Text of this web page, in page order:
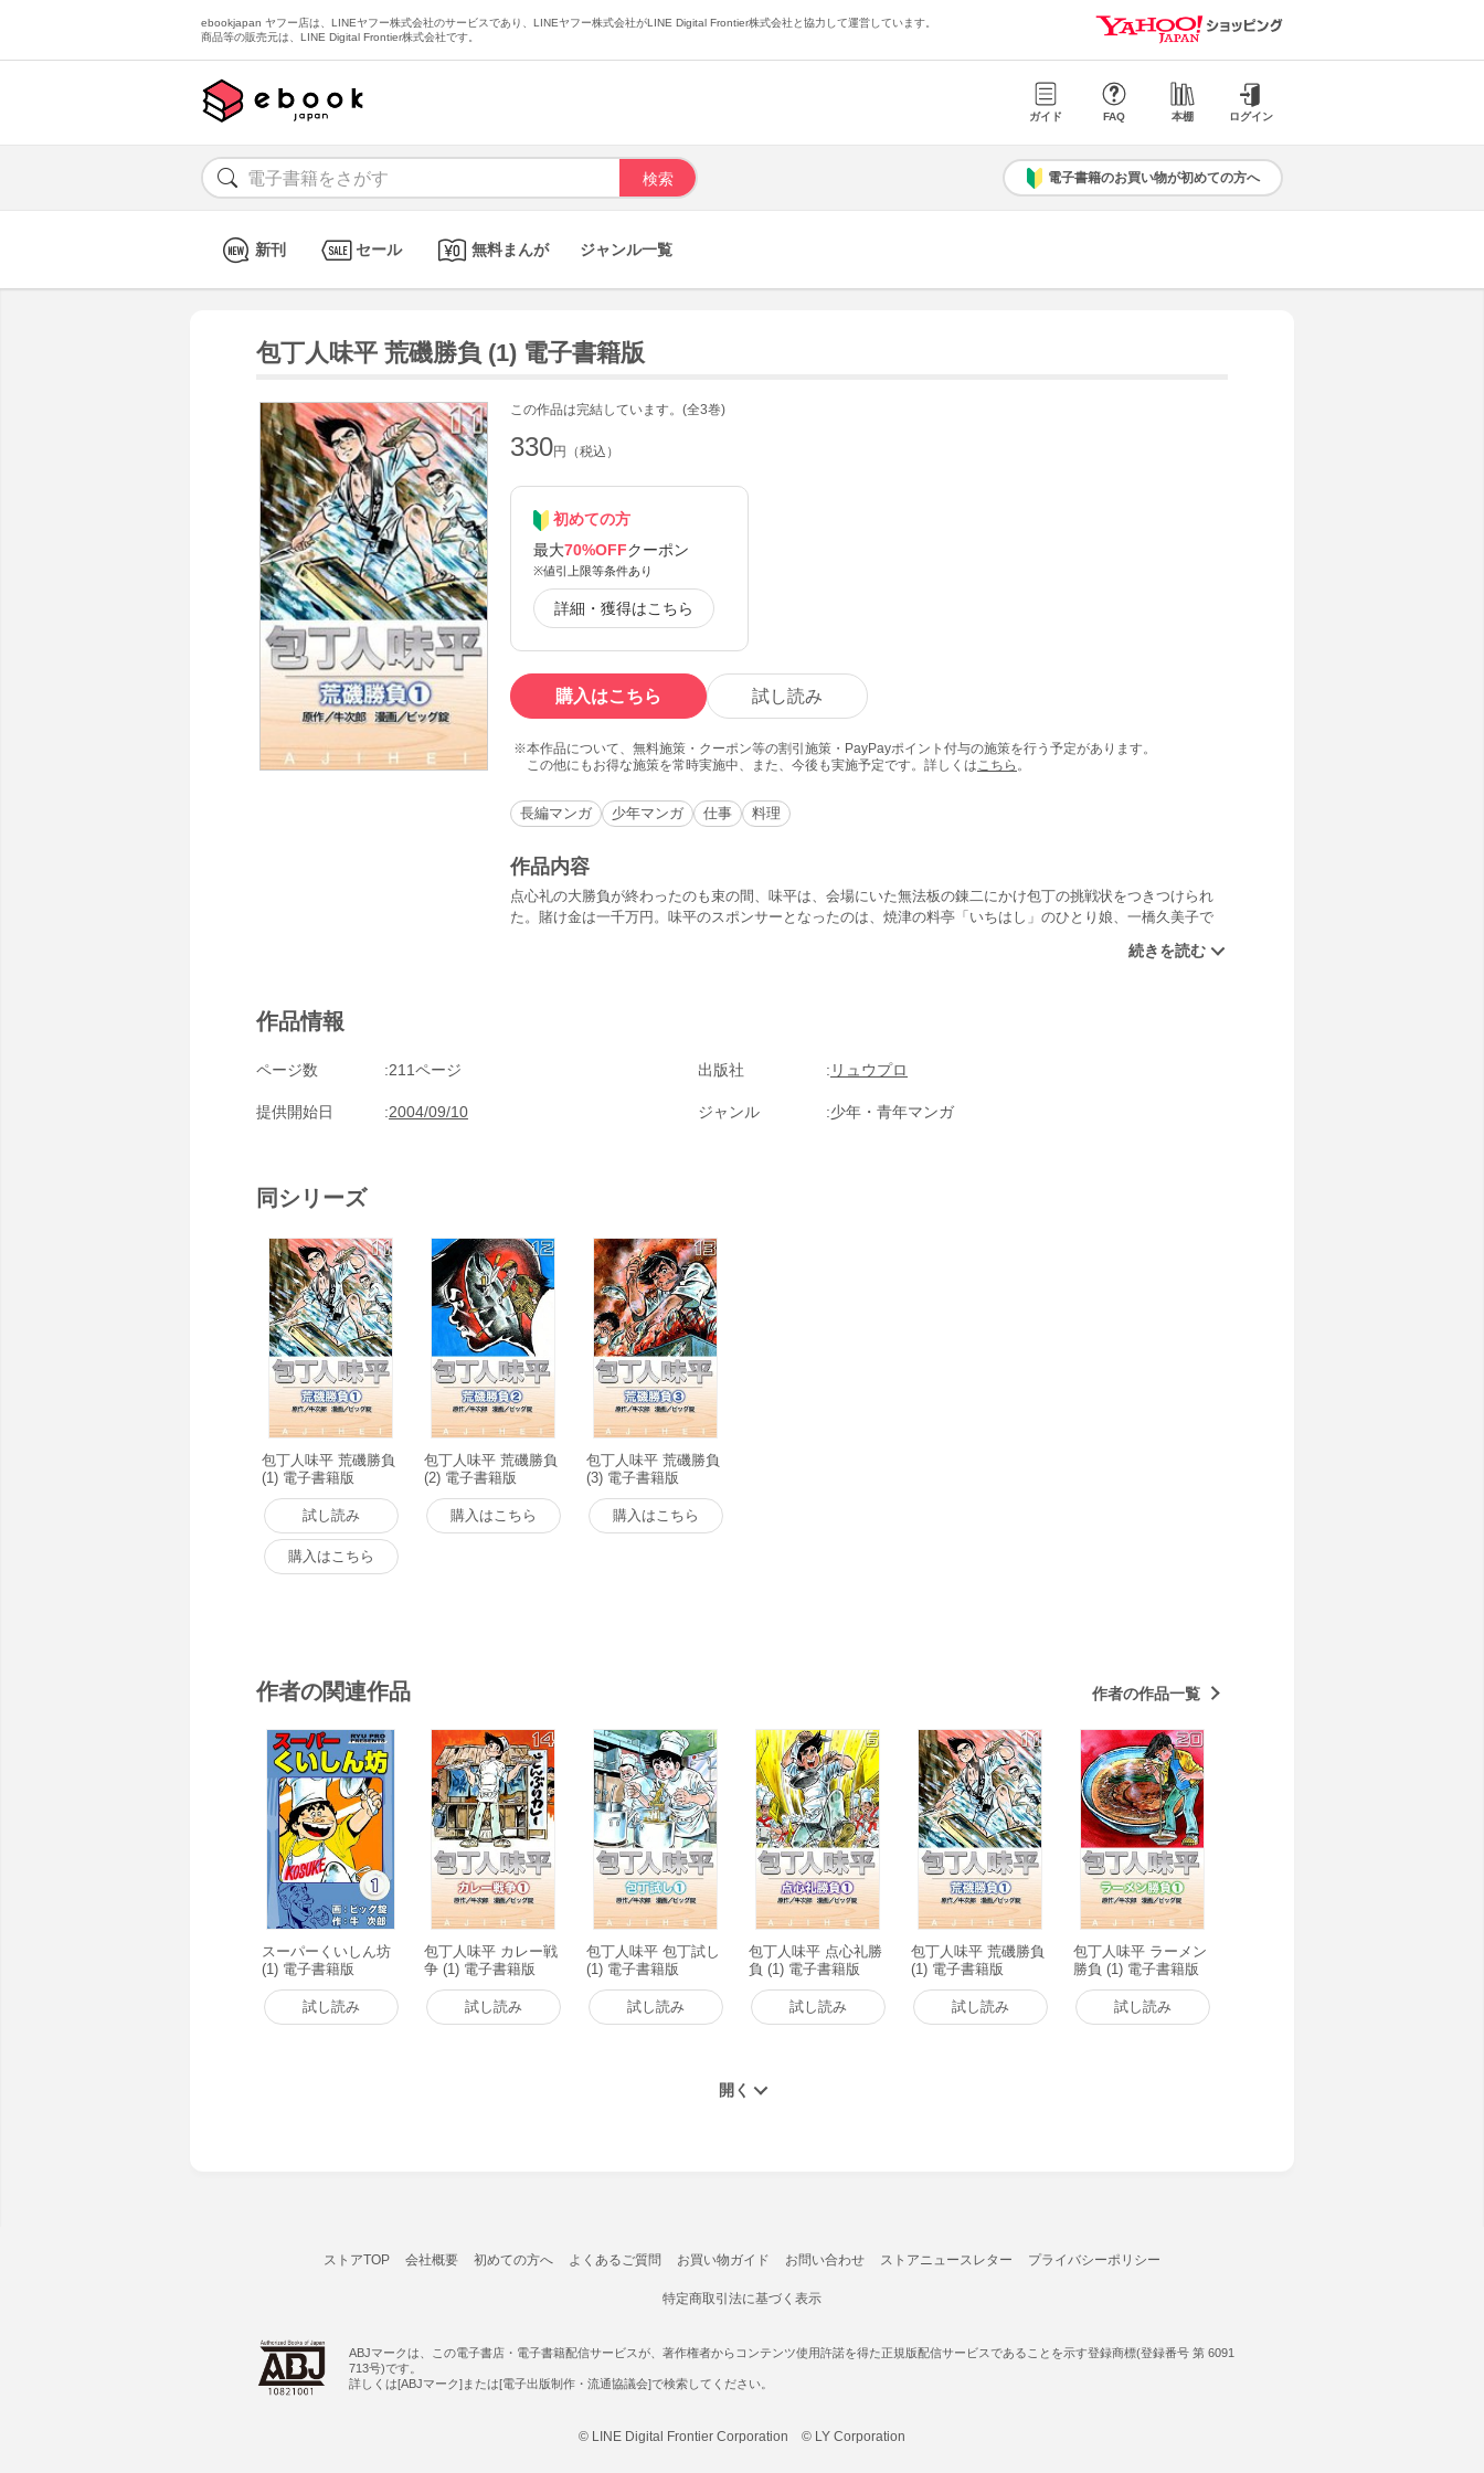
ebookjapan ヤフー店は、LINEヤフー株式会社のサービスであり、LINEヤフー株式会社がLINE Digital Frontier株式会社と協力して運営しています。
商品等の販売元は、LINE Digital Frontier株式会社です。
ガイド FAQ 本棚 ログイン
電子書籍のお買い物が初めての方へ
新刊 セール 無料まんが ジャンル一覧
包丁人味平 荒磯勝負 (1) 電子書籍版
この作品は完結しています。(全3巻)
330円（税込）
初めての方
最大70%OFFクーポン
※値引上限等条件あり
詳細・獲得はこちら
購入はこちら 試し読み
本作品について、無料施策・クーポン等の割引施策・PayPayポイント付与の施策を行う予定があります。
この他にもお得な施策を常時実施中、また、今後も実施予定です。詳しくは こちら 。
長編マンガ 少年マンガ 仕事 料理
作品内容
点心礼の大勝負が終わったのも束の間、味平は、会場にいた無法板の錬二にかけ包丁の挑戦状をつきつけられ
た。賭け金は一千万円。味平のスポンサーとなったのは、焼津の料亭「いちはし」のひとり娘、一橋久美子で
作品情報
ページ数 211ページ 出版社 リュウプロ
提供開始日 2004/09/10 ジャンル 少年・青年マンガ
同シリーズ
包丁人味平 荒磯勝負
(1) 電子書籍版
試し読み
購入はこちら
包丁人味平 荒磯勝負
(2) 電子書籍版
購入はこちら
包丁人味平 荒磯勝負
(3) 電子書籍版
購入はこちら
作者の関連作品 作者の作品一覧
スーパーくいしん坊
(1) 電子書籍版
試し読み
包丁人味平 カレー戦
争 (1) 電子書籍版
試し読み
包丁人味平 包丁試し
(1) 電子書籍版
試し読み
包丁人味平 点心礼勝
負 (1) 電子書籍版
試し読み
包丁人味平 荒磯勝負
(1) 電子書籍版
試し読み
包丁人味平 ラーメン
勝負 (1) 電子書籍版
試し読み
ストアTOP 会社概要 初めての方へ よくあるご質問 お買い物ガイド お問い合わせ ストアニュースレター プライバシーポリシー
特定商取引法に基づく表示
ABJマークは、この電子書店・電子書籍配信サービスが、著作権者からコンテンツ使用許諾を得た正規版配信サービスであることを示す登録商標(登録番号 第 6091
713号)です。
詳しくは[ABJマーク]または[電子出版制作・流通協議会]で検索してください。
© LINE Digital Frontier Corporation © LY Corporation